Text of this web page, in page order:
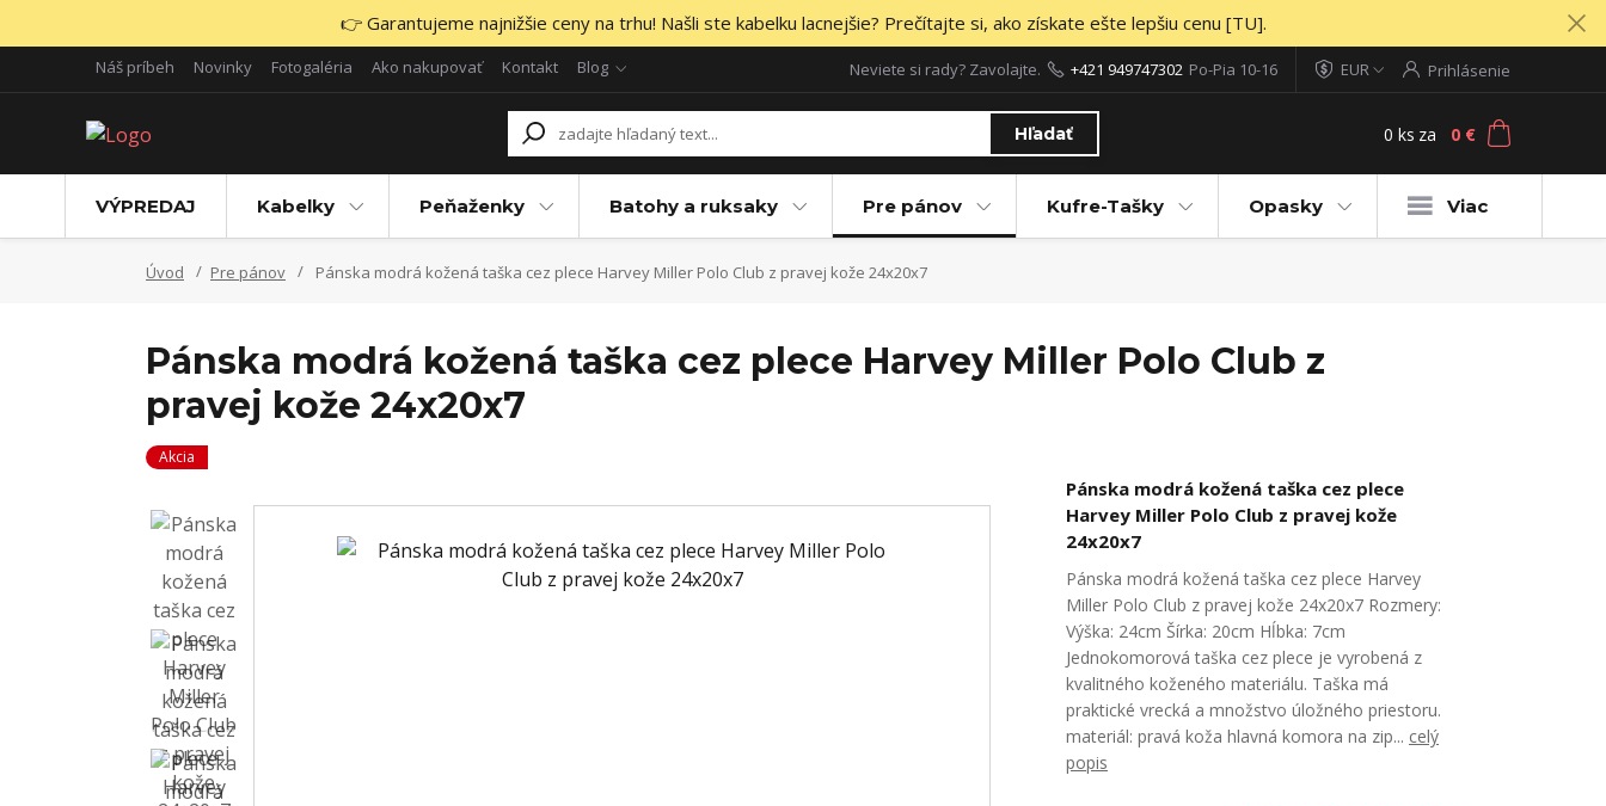
👉 Garantujeme najnižšie ceny na trhu! Našli ste kabelku lacnejšie? Prečítajte si, ako získate ešte lepšiu cenu [TU].
Náš príbeh Novinky Fotogaléria Ako nakupovať Kontakt Blog EUR Prihlásenie
Hľadať
Neviete si rady? Zavolajte. +421 949747302 Po-Pia 10-16
0 ks za 0 €
VÝPREDAJ Kabelky Peňaženky Batohy a ruksaky Pre pánov Kufre-Tašky Opasky Viac
Úvod Pre pánov Pánska modrá kožená taška cez plece Harvey Miller Polo Club z pravej kože 24x20x7
Pánska modrá kožená taška cez plece Harvey Miller Polo Club z
pravej kože 24x20x7
Akcia
Pánska modrá kožená taška cez plece
Harvey Miller Polo Club z pravej kože
24x20x7
Pánska modrá kožená taška cez plece Harvey
Miller Polo Club z pravej kože 24x20x7 Rozmery:
Výška: 24cm Šírka: 20cm Hĺbka: 7cm
Jednokomorová taška cez plece je vyrobená z
kvalitného koženého materiálu. Taška má
praktické vrecká a množstvo úložného priestoru.
materiál: pravá koža hlavná komora na zip... celý
popis